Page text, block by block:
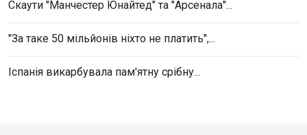
Скаути "Манчестер Юнайтед" та "Арсенала"...
"За таке 50 мільйонів ніхто не платить",...
Іспанія викарбувала пам'ятну срібну...